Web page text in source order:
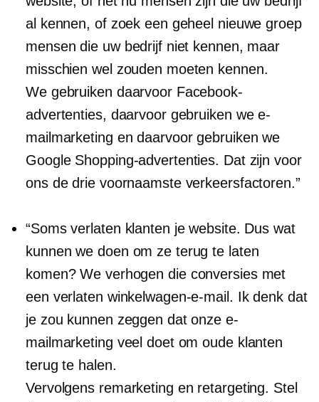
al kennen, of zoek een geheel nieuwe groep
mensen die uw bedrijf niet kennen, maar
misschien wel zouden moeten kennen.
We gebruiken daarvoor Facebook-
advertenties, daarvoor gebruiken we e-
mailmarketing en daarvoor gebruiken we
Google Shopping-advertenties. Dat zijn voor
ons de drie voornaamste verkeersfactoren.”
“Soms verlaten klanten je website. Dus wat
kunnen we doen om ze terug te laten
komen? We verhogen die conversies met
een verlaten winkelwagen-e-mail. Ik denk dat
je zou kunnen zeggen dat onze e-
mailmarketing veel doet om oude klanten
terug te halen.
Vervolgens remarketing en retargeting. Stel